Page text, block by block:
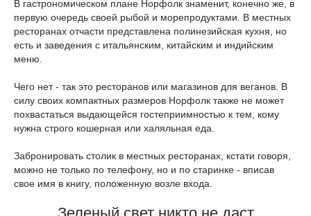
В гастрономическом плане Норфолк знаменит, конечно же, в
первую очередь своей рыбой и морепродуктами. В местных
ресторанах отчасти представлена полинезийская кухня, но
есть и заведения с итальянским, китайским и индийским
меню.
Чего нет - так это ресторанов или магазинов для веганов. В
силу своих компактных размеров Норфолк также не может
похвастаться выдающейся гостеприимностью к тем, кому
нужна строго кошерная или халяльная еда.
Забронировать столик в местных ресторанах, кстати говоря,
можно не только по телефону, но и по старинке - вписав
свое имя в книгу, положенную возле входа.